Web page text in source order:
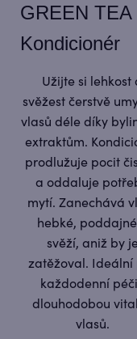
GREEN TEA
Kondicionér
Užijte si lehkost
svěžest čerstvě
vlasů déle díky
extraktům.
prodlužuje pocit
a oddaluje
mytí. Zanechává
hebké,
svěží, aniž by
zatěžoval. Ideální
každodenní
dlouhodobou
vlasů.